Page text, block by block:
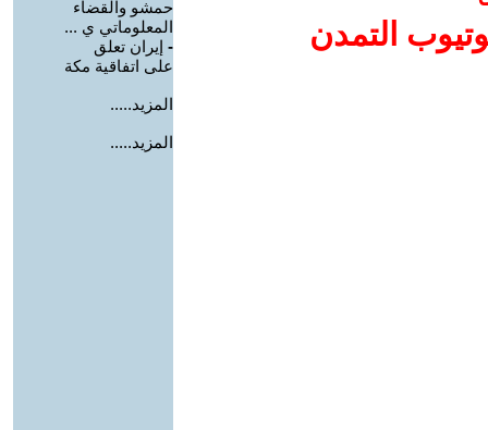
التمدن
حمشو والقضاء
المعلوماتي ي ...
- إيران تعلق
على اتفاقية مكة
المزيد.....
المزيد.....